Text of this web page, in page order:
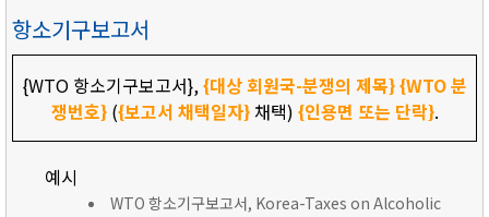
항소기구보고서
{WTO 항소기구보고서},{대상 회원국-분쟁의 제목}{WTO 분
쟁번호}({보고서 채택일자}채택) {인용면 또는 단락}.
예시
WTO 항소기구보고서, Korea-Taxes on Alcoholic